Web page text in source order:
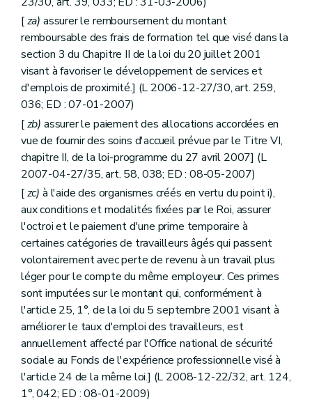
[za) assurer le remboursement du montant
remboursable des frais de formation tel que visé dans la
section 3 du Chapitre II de la loi du 20 juillet 2001
visant à favoriser le développement de services et
d'emplois de proximité.] (L 2006-12-27/30, art. 259,
036; ED : 07-01-2007)
[zb) assurer le paiement des allocations accordées en
vue de fournir des soins d'accueil prévue par le Titre VI,
chapitre II, de la loi-programme du 27 avril 2007] (L
2007-04-27/35, art. 58, 038; ED : 08-05-2007)
[zc) à l'aide des organismes créés en vertu du point i),
aux conditions et modalités fixées par le Roi, assurer
l'octroi et le paiement d'une prime temporaire à
certaines catégories de travailleurs âgés qui passent
volontairement avec perte de revenu à un travail plus
léger pour le compte du même employeur. Ces primes
sont imputées sur le montant qui, conformément à
l'article 25, 1°, de la loi du 5 septembre 2001 visant à
améliorer le taux d'emploi des travailleurs, est
annuellement affecté par l'Office national de sécurité
sociale au Fonds de l'expérience professionnelle visé à
l'article 24 de la même loi.] (L 2008-12-22/32, art. 124,
1°, 042; ED : 08-01-2009)